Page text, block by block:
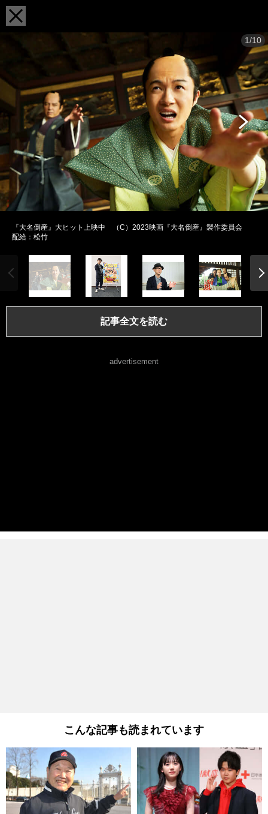
1/10
『大名倒産』大ヒット上映中 （C）2023映画『大名倒産』製作委員会
配給：松竹
記事全文を読む
advertisement
こんな記事も読まれています